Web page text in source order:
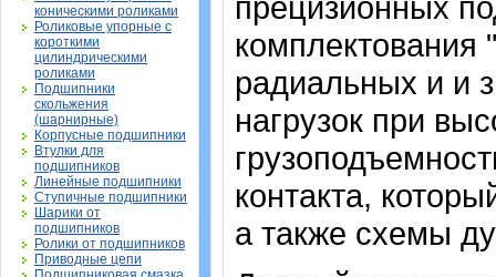
коническими роликами
Роликовые упорные с
короткими
цилиндрическими
роликами
Подшипники
скольжения
(шарнирные)
Корпусные подшипники
Втулки для
подшипников
Линейные подшипники
Ступичные подшипники
Шарики от
подшипников
Ролики от подшипников
Приводные цепи
комплектования
радиальных и и
нагрузок при
контакта,
а также схемы